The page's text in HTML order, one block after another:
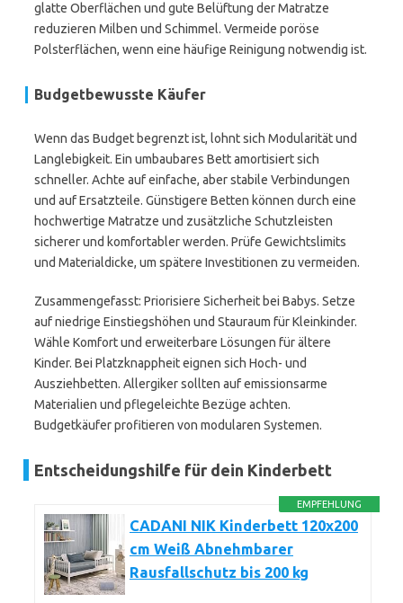
glatte Oberflächen und gute Belüftung der Matratze
reduzieren Milben und Schimmel. Vermeide poröse
Polsterflächen, wenn eine häufige Reinigung notwendig ist.
Budgetbewusste Käufer
Wenn das Budget begrenzt ist, lohnt sich Modularität und
Langlebigkeit. Ein umbaubares Bett amortisiert sich
schneller. Achte auf einfache, aber stabile Verbindungen
und auf Ersatzteile. Günstigere Betten können durch eine
hochwertige Matratze und zusätzliche Schutzleisten
sicherer und komfortabler werden. Prüfe Gewichtslimits
und Materialdicke, um spätere Investitionen zu vermeiden.
Zusammengefasst: Priorisiere Sicherheit bei Babys. Setze
auf niedrige Einstiegshöhen und Stauraum für Kleinkinder.
Wähle Komfort und erweiterbare Lösungen für ältere
Kinder. Bei Platzknappheit eignen sich Hoch- und
Ausziehbetten. Allergiker sollten auf emissionsarme
Materialien und pflegeleichte Bezüge achten.
Budgetkäufer profitieren von modularen Systemen.
Entscheidungshilfe für dein Kinderbett
EMPFEHLUNG
CADANI NIK Kinderbett 120x200
cm Weiß Abnehmbarer
Rausfallschutz bis 200 kg